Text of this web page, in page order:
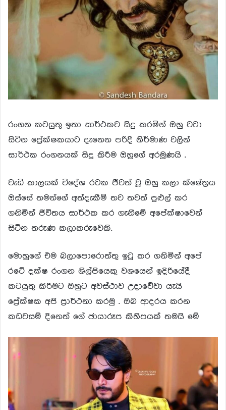
රංගන කටයුතු ඉතා සාර්ථකව සිදු කරමින් ඔහු වටා
සිටින ප්‍රේක්ෂකයාට දැනෙන පරිදි නිර්මාණ වලින්
සාර්ථක රංගනයක් සිදු කිරීම ඔහුගේ අරමුණයි .
වැඩි කාලයක් විදේශ රටක ජීවත් වූ ඔහු කලා ක්ෂේත්‍රය
ඔස්සේ තමන්ගේ අත්දැකීම් තව තවත් පුළුල් කර
ගනිමින් ජීවිතය සාර්ථක කර ගැනීමේ අපේක්ෂාවෙන්
සිටින තරුණ කලාකරුවෙකි.
මොහුගේ එම බලාපොරොත්තු ඉටු කර ගනිමින් අපේ
රටේ දක්ෂ රංගන ශිල්පියෙකු වශයෙන් ඉදිරියේදී
කටයුතු කිරීමට ඔහුට අවස්ථාව උදාවේවා යැයි
ප්‍රේක්ෂක අපි ප්‍රාර්ථනා කරමු . ඔබ ආදරය කරන
කඩවසම් දිනෙත් ගේ ඡායාරූප කිහිපයක් තමයි මේ